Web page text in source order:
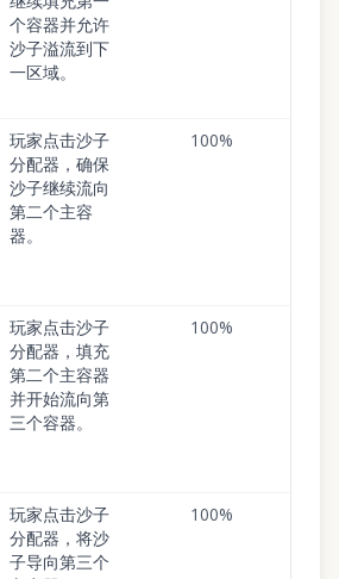
个容器并允许
沙子溢流到下
一区域。
玩家点击沙子
分配器，确保
沙子继续流向
第二个主容
器。
100%
玩家点击沙子
分配器，填充
第二个主容器
并开始流向第
三个容器。
100%
玩家点击沙子
分配器，将沙
子导向第三个
100%